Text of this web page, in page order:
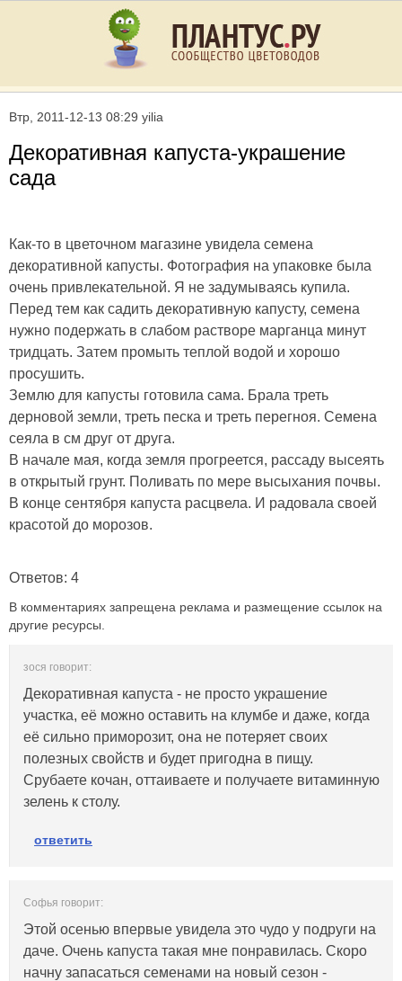
Втр, 2011-12-13 08:29 yilia
Декоративная капуста-украшение
сада
Как-то в цветочном магазине увидела семена
декоративной капусты. Фотография на упаковке была
очень привлекательной. Я не задумываясь купила.
Перед тем как садить декоративную капусту, семена
нужно подержать в слабом растворе марганца минут
тридцать. Затем промыть теплой водой и хорошо
просушить.
Землю для капусты готовила сама. Брала треть
дерновой земли, треть песка и треть перегноя. Семена
сеяла в см друг от друга.
В начале мая, когда земля прогреется, рассаду высеять
в открытый грунт. Поливать по мере высыхания почвы.
В конце сентября капуста расцвела. И радовала своей
красотой до морозов.
Ответов: 4
В комментариях запрещена реклама и размещение ссылок на
другие ресурсы.
зося говорит:
Декоративная капуста - не просто украшение
участка, её можно оставить на клумбе и даже, когда
её сильно приморозит, она не потеряет своих
полезных свойств и будет пригодна в пищу.
Срубаете кочан, оттаиваете и получаете витаминную
зелень к столу.
ответить
Софья говорит:
Этой осенью впервые увидела это чудо у подруги на
даче. Очень капуста такая мне понравилась. Скоро
начну запасаться семенами на новый сезон -